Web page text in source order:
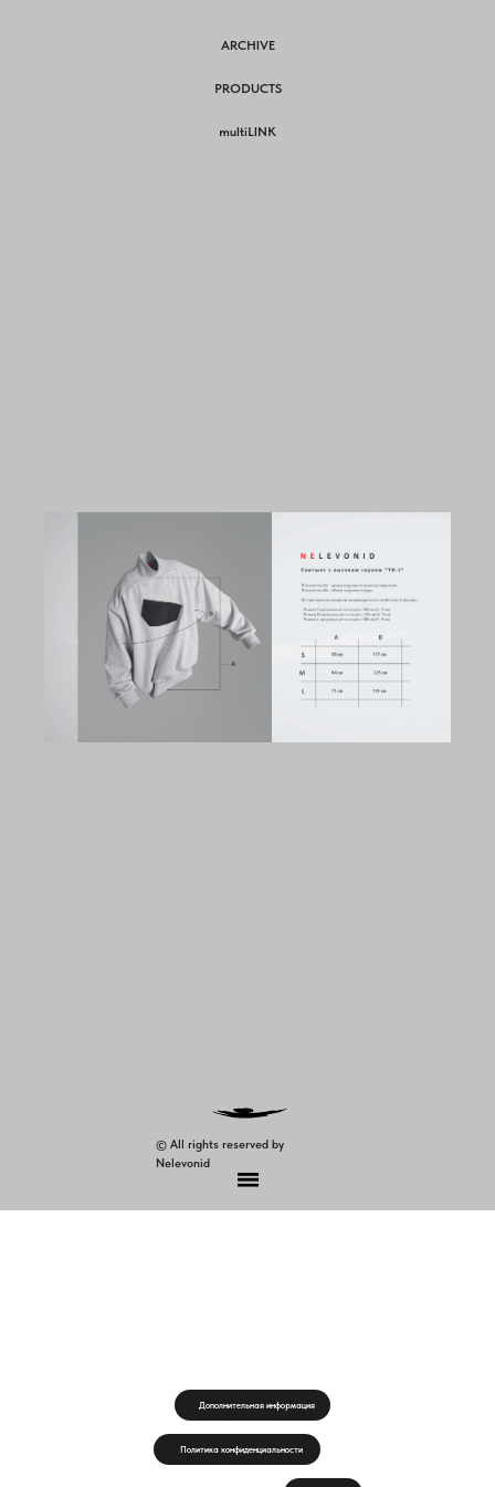
ARCHIVE
PRODUCTS
multiLINK
© All rights reserved by
Nelevonid
Дополнительная информация
Политика конфиденциальности